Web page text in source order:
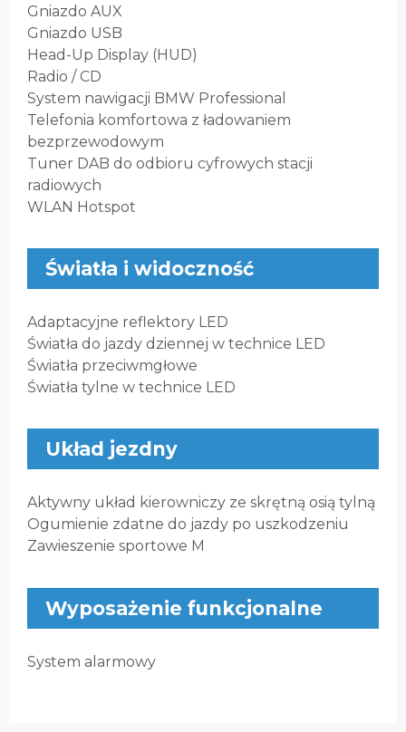
Gniazdo AUX
Gniazdo USB
Head-Up Display (HUD)
Radio / CD
System nawigacji BMW Professional
Telefonia komfortowa z ładowaniem
bezprzewodowym
Tuner DAB do odbioru cyfrowych stacji
radiowych
WLAN Hotspot
Światła i widoczność
Adaptacyjne reflektory LED
Światła do jazdy dziennej w technice LED
Światła przeciwmgłowe
Światła tylne w technice LED
Układ jezdny
Aktywny układ kierowniczy ze skrętną osią tylną
Ogumienie zdatne do jazdy po uszkodzeniu
Zawieszenie sportowe M
Wyposażenie funkcjonalne
System alarmowy